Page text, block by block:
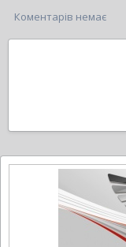
Коментарів немає